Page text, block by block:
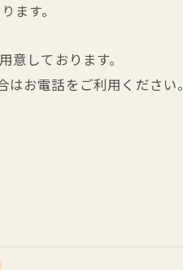
ます。
しております。
お電話をご利用ください。